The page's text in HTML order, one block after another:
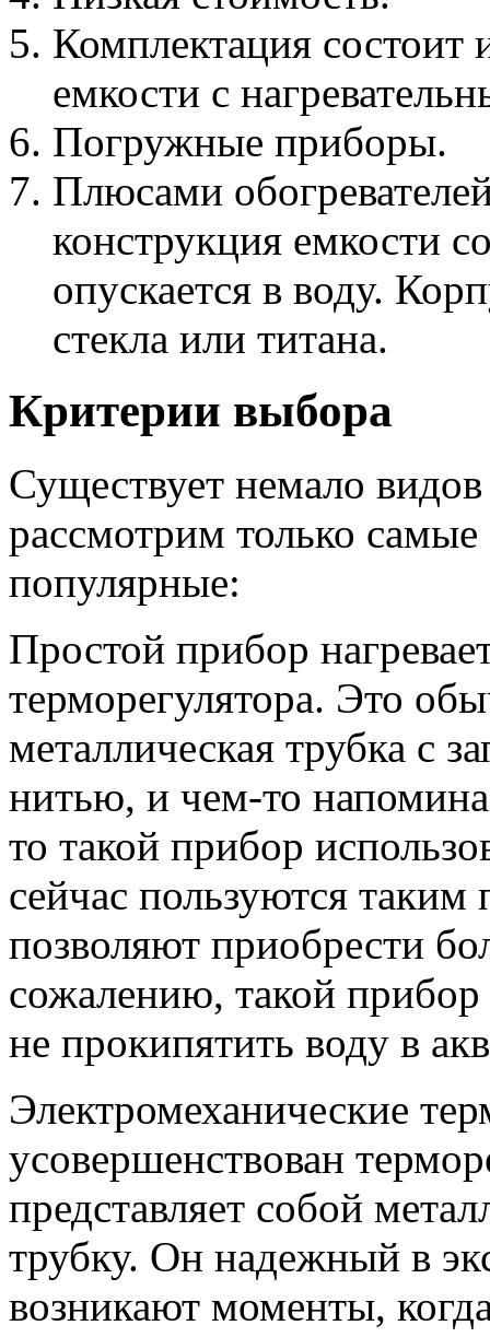
Комплектация состоит
емкости с
Погружные приборы.
Плюсами
конструкция емкости
опускается в воду.
стекла или титана.
Критерии выбора
Существует немало
рассмотрим только
популярные:
Простой прибор
терморегулятора. Это
металлическая трубка с
нитью, и чем-то
то такой прибор
сейчас пользуются
позволяют приобрести
сожалению, такой
не прокипятить воду в
Электромеханические
усовершенствован
представляет собой
трубку. Он надежный в
возникают моменты,